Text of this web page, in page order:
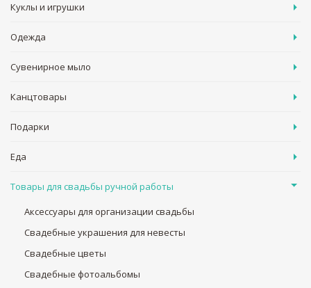
Куклы и игрушки
Одежда
Сувенирное мыло
Канцтовары
Подарки
Еда
Товары для свадьбы ручной работы
Аксессуары для организации свадьбы
Свадебные украшения для невесты
Свадебные цветы
Свадебные фотоальбомы